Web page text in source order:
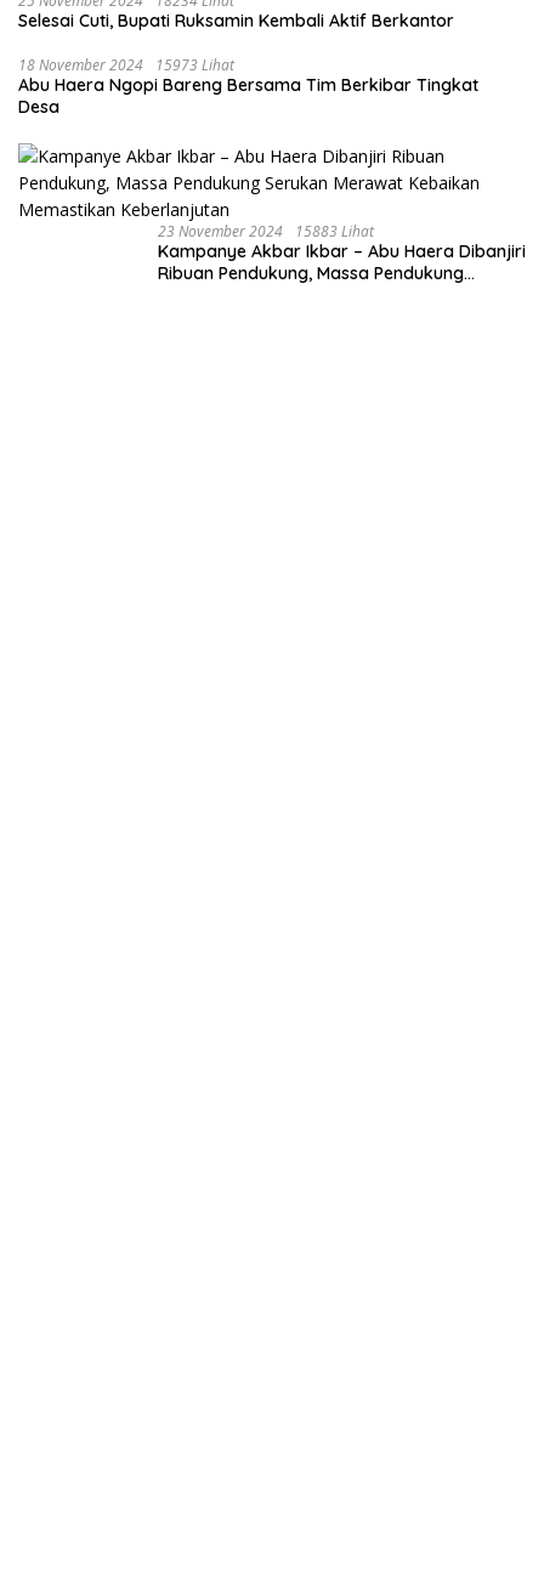
Selesai Cuti, Bupati Ruksamin Kembali Aktif Berkantor
18 November 2024 15973 Lihat
Abu Haera Ngopi Bareng Bersama Tim Berkibar Tingkat
Desa
23 November 2024 15883 Lihat
Kampanye Akbar Ikbar – Abu Haera Dibanjiri
Ribuan Pendukung, Massa Pendukung